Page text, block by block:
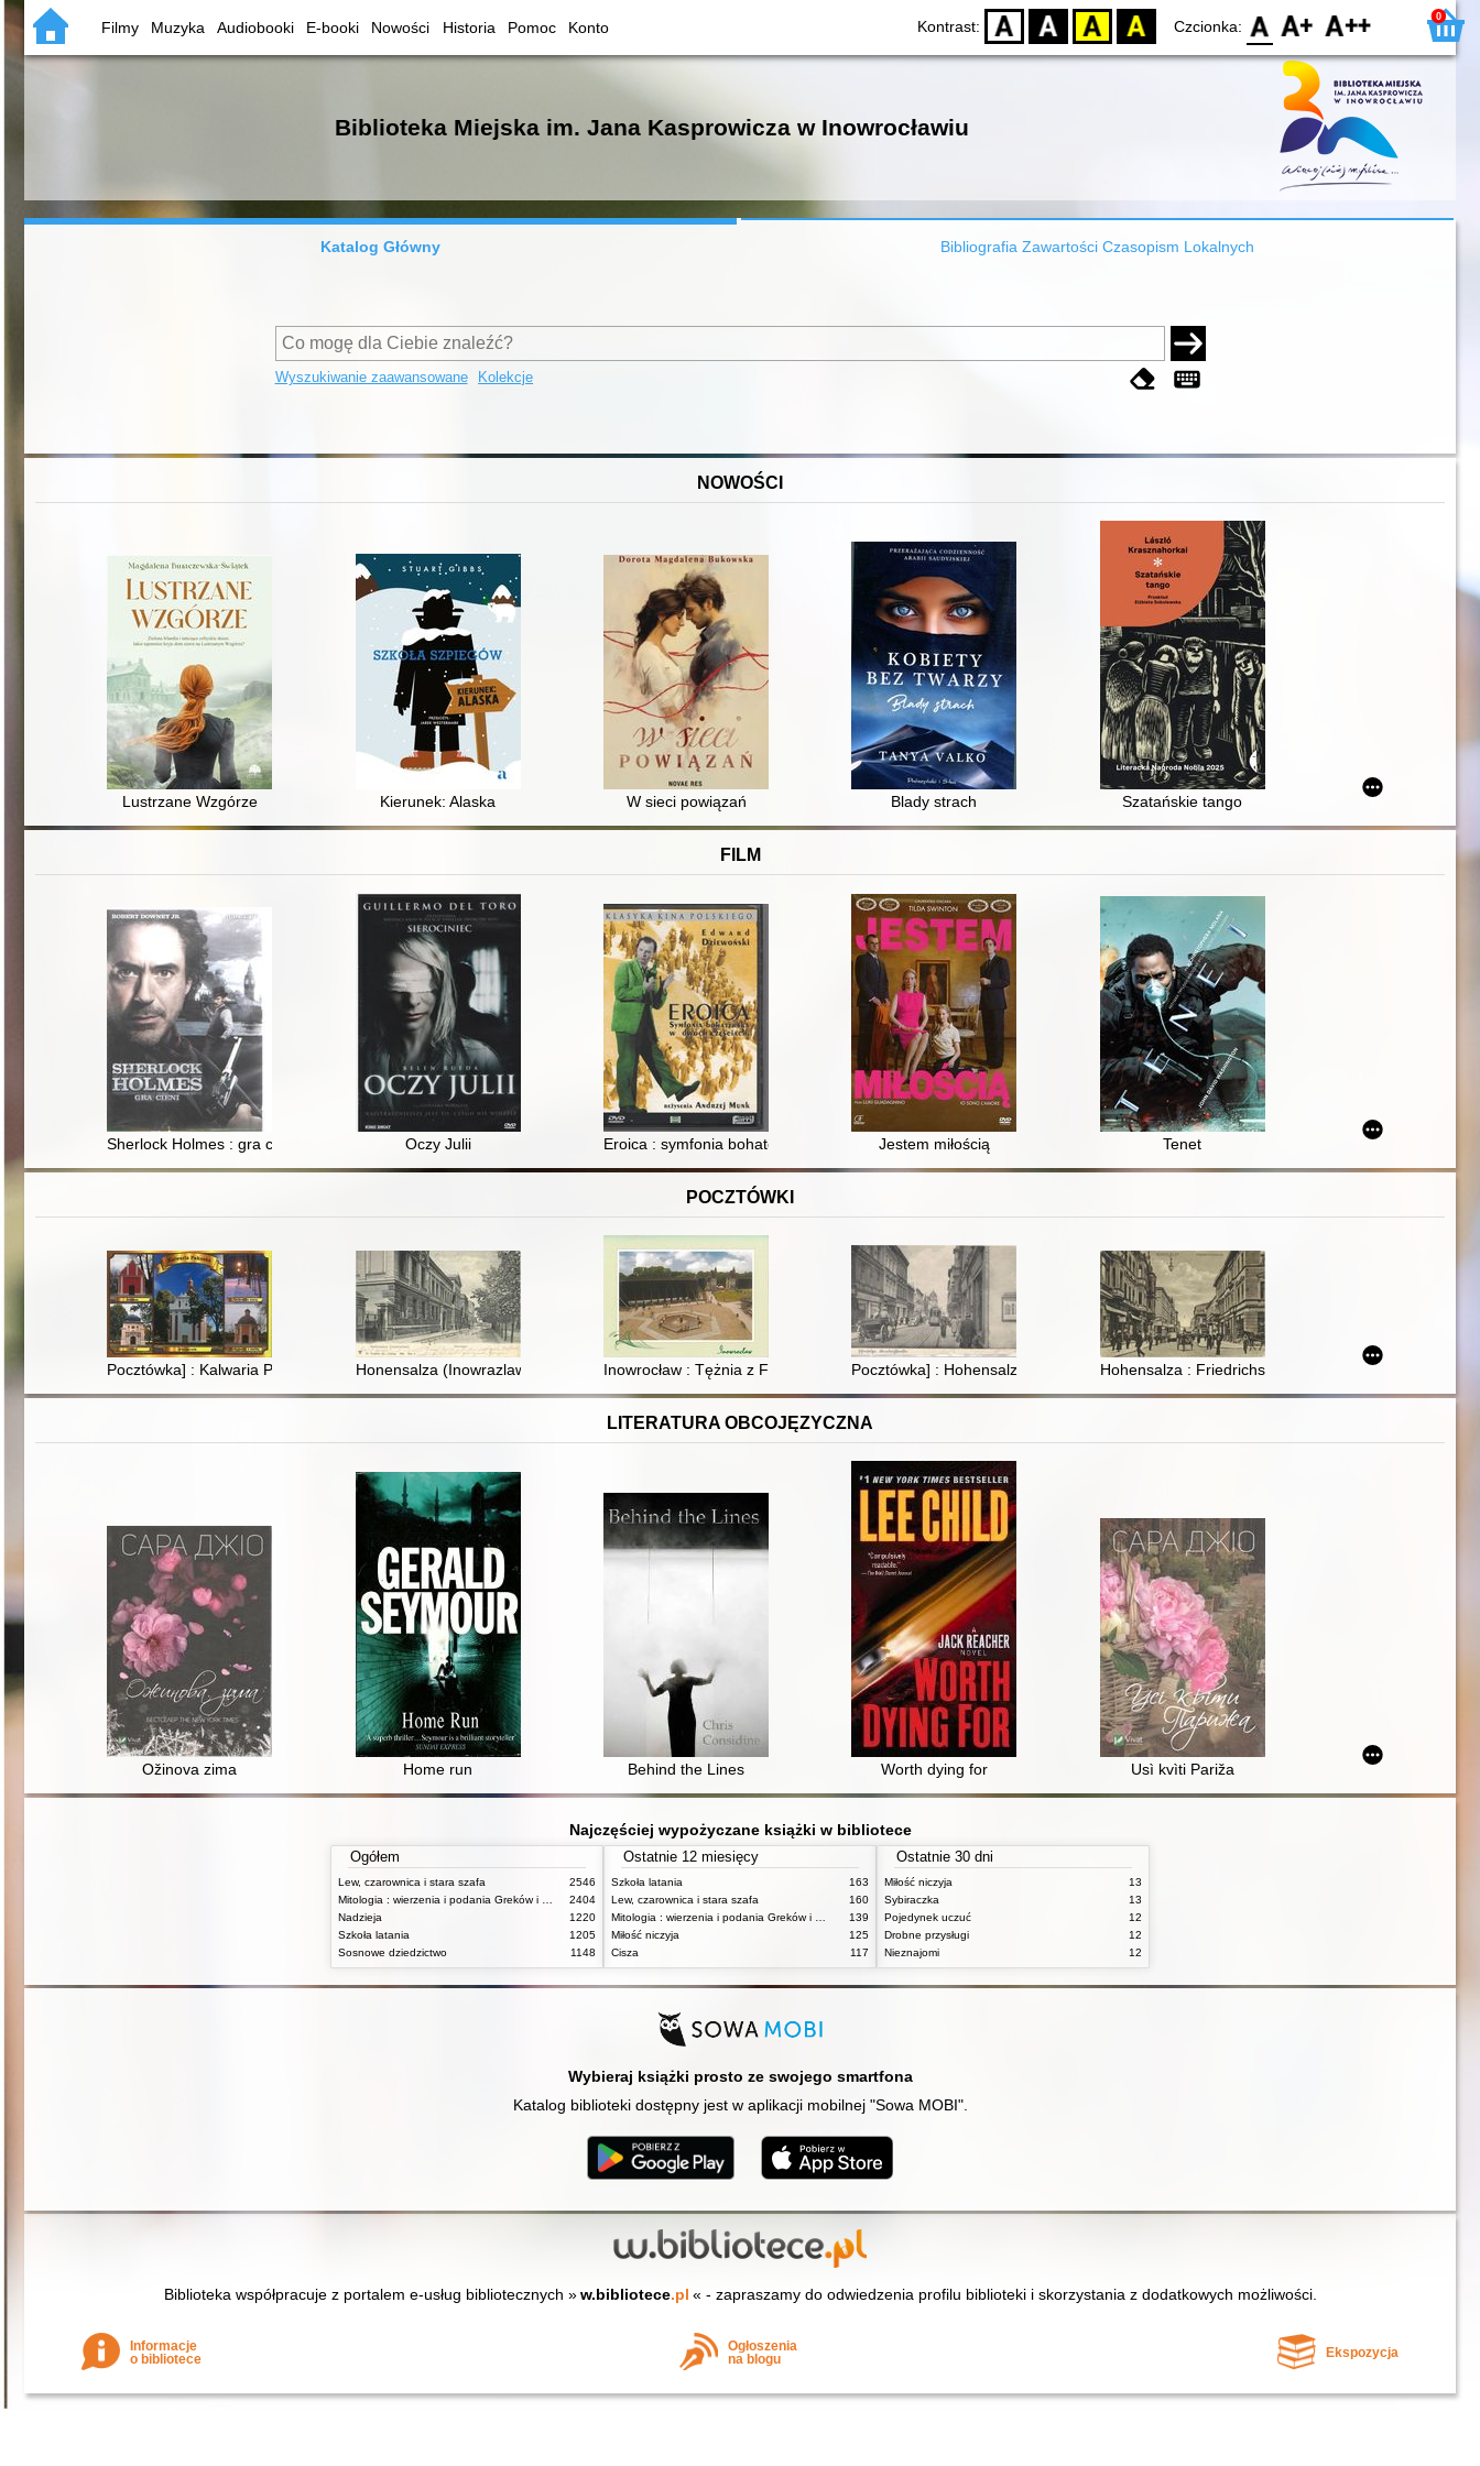
Filmy Muzyka Audiobooki E-booki Nowości Historia Pomoc Konto Kontrast: D BW YB BY Czcionka: F0 F1 F2 0
Biblioteka Miejska im. Jana Kasprowicza w Inowrocławiu
Katalog Główny Bibliografia Zawartości Czasopism Lokalnych
Wyszukiwanie zaawansowane Kolekcje
NOWOŚCI
Lustrzane Wzgórze Kierunek: Alaska W sieci powiązań Blady strach Szatańskie tango
FILM
Sherlock Holmes : gra cieni Oczy Julii Eroica : symfonia bohaterska w dwóch częściach
Jestem miłością Tenet
POCZTÓWKI
Pocztówka] : Kalwaria Pakoska Honensalza (Inowrazlaw) : GymnasiumInowrocław : Tężnia z Fontanną SolankowąPocztówka] : Hohensalza : FriedrichsStraßeHohensalza : Friedrichstrasse
LITERATURA OBCOJĘZYCZNA
Ožinova zima Home run Behind the Lines Worth dying for Usì kvìti Pariža
Najczęściej wypożyczane książki w bibliotece
Ogółem
Lew, czarownica i stara szafa
2546
2404
Nadzieja
1220
Szkoła latania
1205
Sosnowe dziedzictwo
1148
Ostatnie 12 miesięcy
Szkoła latania
163
Lew, czarownica i stara szafa
160
139
Miłość niczyja
125
Cisza
117
Ostatnie 30 dni
Miłość niczyja
13
Sybiraczka
13
Pojedynek uczuć
12
Drobne przysługi
12
Nieznajomi
12
Wybieraj książki prosto ze swojego smartfona
Katalog biblioteki dostępny jest w aplikacji mobilnej "Sowa MOBI".
Biblioteka współpracuje z portalem e-usług bibliotecznych » w.bibliotece.pl « - zapraszamy do odwiedzenia profilu biblioteki i skorzystania z dodatkowych możliwości.
Informacje
o bibliotece
Ogłoszenia
na blogu
Ekspozycja